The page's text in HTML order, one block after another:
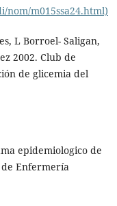
nom/m015ssa24.html)
L Borroel- Saligan,
2002. Club de
de glicemia del
epidemiologico de
de Enfermería